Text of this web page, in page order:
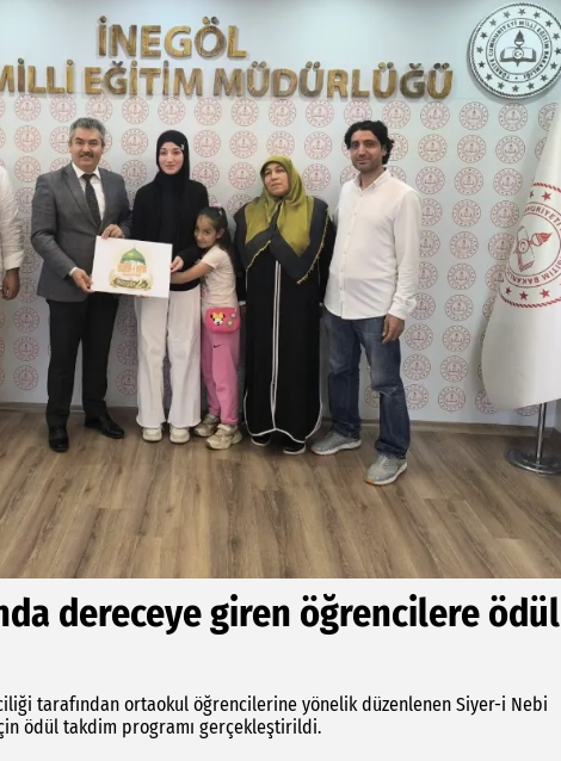
dereceye giren öğrencilere ödül
tarafından ortaokul öğrencilerine yönelik düzenlenen Siyer-i Nebi
ödül takdim programı gerçekleştirildi.